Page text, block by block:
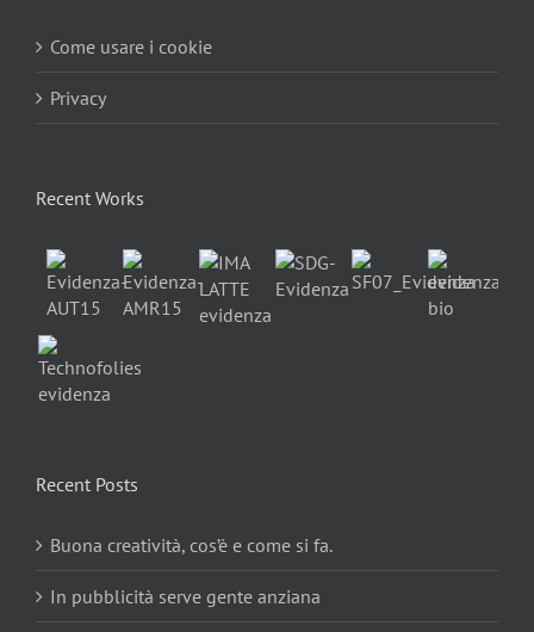
Come usare i cookie
Privacy
Recent Works
Recent Posts
Buona creatività, cos’è e come si fa.
In pubblicità serve gente anziana